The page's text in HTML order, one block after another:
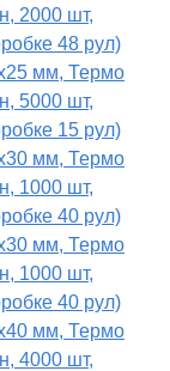
2000 шт,
48 рул)
мм, Термо
5000 шт,
15 рул)
мм, Термо
1000 шт,
40 рул)
мм, Термо
1000 шт,
40 рул)
мм, Термо
4000 шт,